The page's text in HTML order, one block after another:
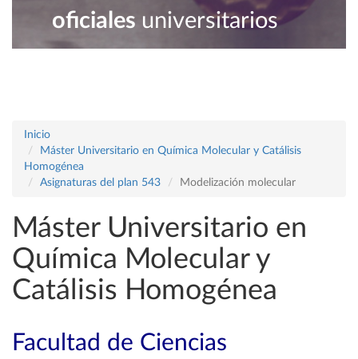
oficiales universitarios
Inicio
Máster Universitario en Química Molecular y Catálisis
Homogénea
Asignaturas del plan 543
Modelización molecular
Máster Universitario en
Química Molecular y
Catálisis Homogénea
Facultad de Ciencias